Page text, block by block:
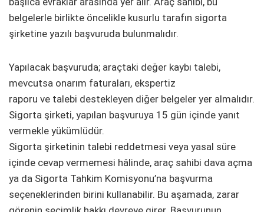
belgelerle birlikte öncelikle kusurlu tarafın sigorta
şirketine yazılı başvuruda bulunmalıdır.
Yapılacak başvuruda; araçtaki değer kaybı talebi,
mevcutsa onarım faturaları, ekspertiz
raporu ve talebi destekleyen diğer belgeler yer almalıdır.
Sigorta şirketi, yapılan başvuruya 15 gün içinde yanıt
vermekle yükümlüdür.
Sigorta şirketinin talebi reddetmesi veya yasal süre
içinde cevap vermemesi hâlinde, araç sahibi dava açma
ya da Sigorta Tahkim Komisyonu’na başvurma
seçeneklerinden birini kullanabilir. Bu aşamada, zarar